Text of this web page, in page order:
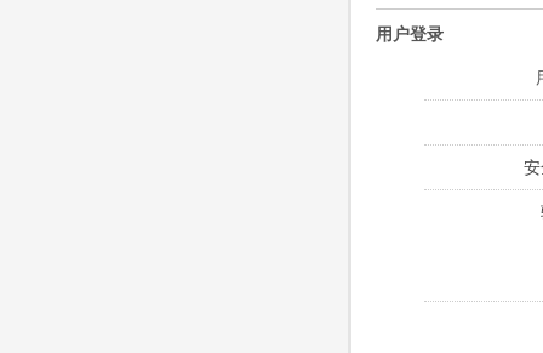
用户登录